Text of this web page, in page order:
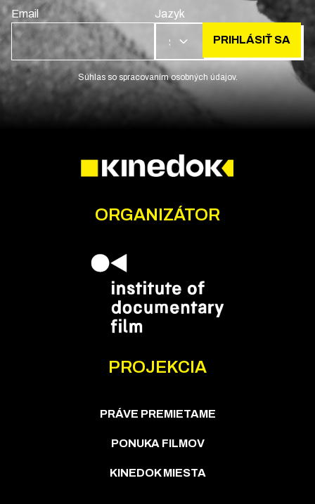
Email Jazyk
SK PRIHLÁSIŤ SA
Súhlas so spracovaním osobných údajov.
ORGANIZÁTOR
PROJEKCIA
PRÁVE PREMIETAME
PONUKA FILMOV
KINEDOK MIESTA